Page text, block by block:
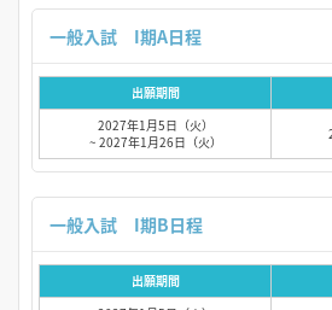
出願期間
2027年1月5日（火）
~ 2027年1月26日（火）
出願期間